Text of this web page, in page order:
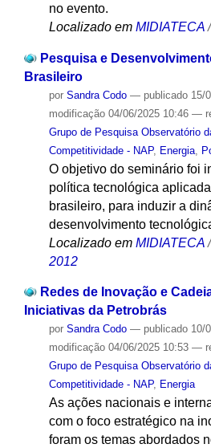
no evento.
Localizado em MIDIATECA
Pesquisa e
Brasileiro
por Sandra Codo — publicado15/
modificação04/06/2025 10:46 —
Grupo de Pesquisa Observatório
Competitividade - NAP, Energia,
O objetivo do seminário foi
política tecnológica
brasileiro, para induzir a
desenvolvimento
Localizado em MIDIATECA
2012
Redes de Inovação e
Iniciativas da Petrobrás
por Sandra Codo — publicado10/
modificação04/06/2025 10:53 —
Grupo de Pesquisa Observatório
Competitividade - NAP, Energia
As ações nacionais e
com o foco estratégico na
foram os temas abordados